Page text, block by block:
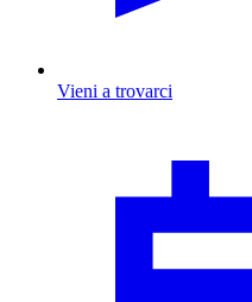
Vieni a trovarci